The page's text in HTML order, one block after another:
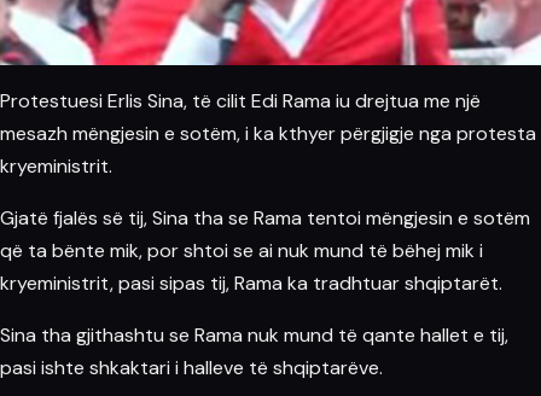
Protestuesi Erlis Sina, të cilit Edi Rama iu drejtua me një
mesazh mëngjesin e sotëm, i ka kthyer përgjigje nga protesta
kryeministrit.
Gjatë fjalës së tij, Sina tha se Rama tentoi mëngjesin e sotëm
që ta bënte mik, por shtoi se ai nuk mund të bëhej mik i
kryeministrit, pasi sipas tij, Rama ka tradhtuar shqiptarët.
Sina tha gjithashtu se Rama nuk mund të qante hallet e tij,
pasi ishte shkaktari i halleve të shqiptarëve.